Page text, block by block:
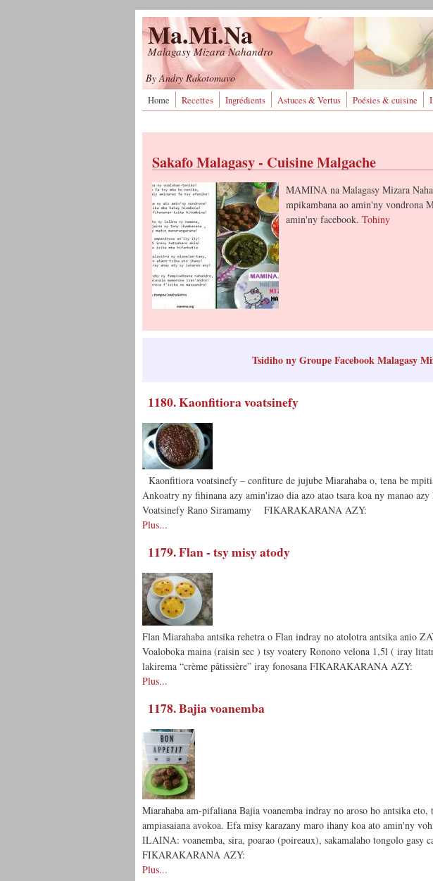
Ma.Mi.Na
Malagasy Mizara Nahandro
By Andry Rakotomavo
Home Recettes Ingrédients Astuces & Vertus Poésies & cuisine
Sakafo Malagasy - Cuisine Malgache
MAMINA na Malagasy Mizara
mpikambana ao amin'ny
amin'ny facebook. Tohiny
Tsidiho ny Groupe Facebook Malagasy
1180. Kaonfitiora voatsinefy
Kaonfitiora voatsinefy – confiture de jujube Miarahaba o, tena be
Ankoatry ny fihinana azy amin'izao dia azo atao tsara koa ny manao
Voatsinefy Rano Siramamy FIKARAKARANA AZY:
Plus...
1179. Flan - tsy misy atody
Flan Miarahaba antsika rehetra o Flan indray no atolotra antsika anio
Voaloboka maina (raisin sec ) tsy voatery Ronono velona 1,5l ( iray
lakirema “crème pâtissière” iray fonosana FIKARAKARANA AZY:
Plus...
1178. Bajia voanemba
Miarahaba am-pifaliana Bajia voanemba indray no aroso ho antsika
ampiasaiana avokoa. Efa misy karazany maro ihany koa ato amin'ny
ILAINA: voanemba, sira, poarao (poireaux), sakamalaho tongolo gasy
FIKARAKARANA AZY:
Plus...